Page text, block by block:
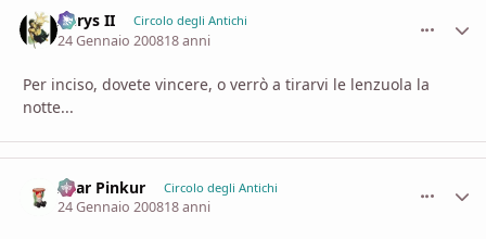
Aerys II Circolo degli Antichi
24 Gennaio 200818 anni
Per inciso, dovete vincere, o verrò a tirarvi le lenzuola la
notte...
Azar Pinkur Circolo degli Antichi
24 Gennaio 200818 anni